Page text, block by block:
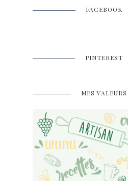
FACEBOOK
PINTEREST
MES VALEURS